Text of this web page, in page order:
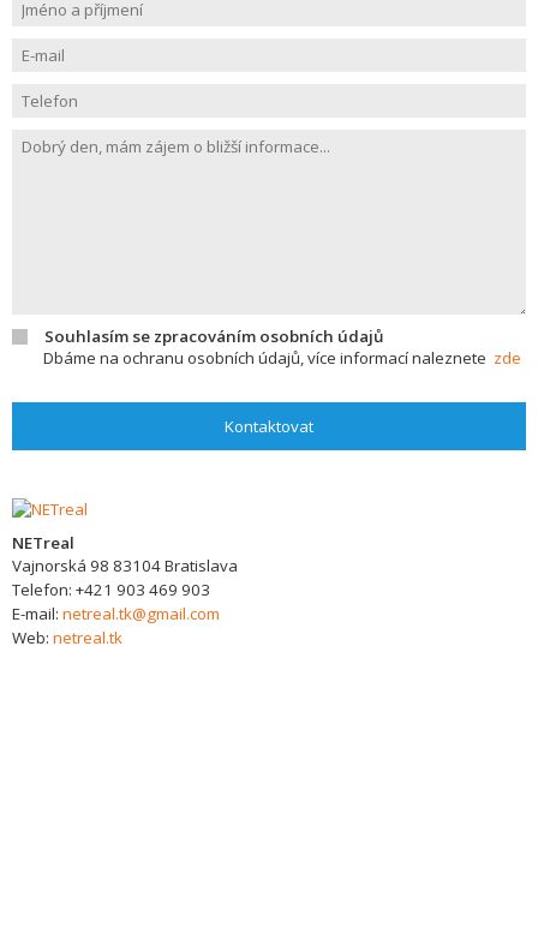
Souhlasím se zpracováním osobních údajů
Dbáme na ochranu osobních údajů, více informací naleznete zde
Kontaktovat
NETreal
Vajnorská 98 83104Bratislava
Telefon: +421 903 469 903
E-mail: netreal.tk@gmail.com
Web: netreal.tk